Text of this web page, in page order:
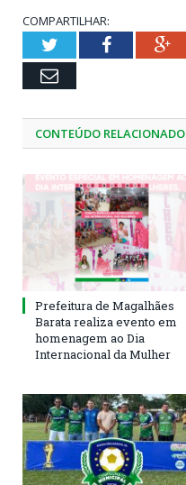
COMPARTILHAR:
TwitterFacebook
Email
CONTEÚDO RELACIONADO
Prefeitura de Magalhães
Barata realiza evento em
homenagem ao Dia
Internacional da Mulher